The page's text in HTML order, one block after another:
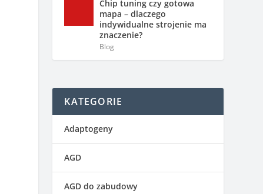
Chip tuning czy gotowa
mapa – dlaczego
indywidualne strojenie ma
znaczenie?
Blog
KATEGORIE
Adaptogeny
AGD
AGD do zabudowy